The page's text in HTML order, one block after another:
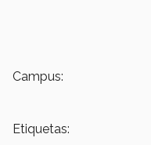
Campus:
Etiquetas: